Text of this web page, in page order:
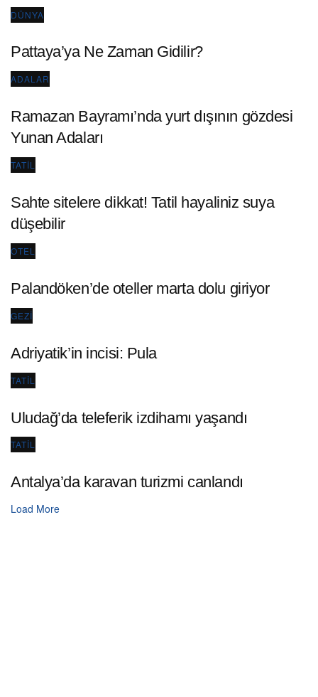
DÜNYA
Pattaya’ya Ne Zaman Gidilir?
ADALAR
Ramazan Bayramı’nda yurt dışının gözdesi
Yunan Adaları
TATIL
Sahte sitelere dikkat! Tatil hayaliniz suya
düşebilir
OTEL
Palandöken’de oteller marta dolu giriyor
GEZI
Adriyatik’in incisi: Pula
TATIL
Uludağ’da teleferik izdihamı yaşandı
TATIL
Antalya’da karavan turizmi canlandı
Load More